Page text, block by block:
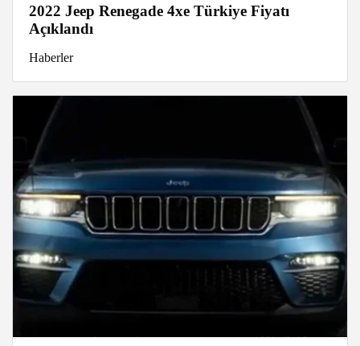
2022 Jeep Renegade 4xe Türkiye Fiyatı
Açıklandı
Haberler